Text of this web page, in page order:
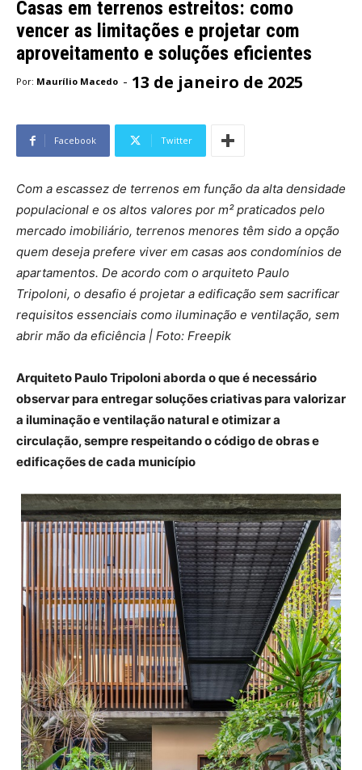
Casas em terrenos estreitos: como
vencer as limitações e projetar com
aproveitamento e soluções eficientes
Por: Maurílio Macedo - 13 de janeiro de 2025
Facebook Twitter
Com a escassez de terrenos em função da alta densidade
populacional e os altos valores por m² praticados pelo
mercado imobiliário, terrenos menores têm sido a opção
quem deseja prefere viver em casas aos condomínios de
apartamentos. De acordo com o arquiteto Paulo
Tripoloni, o desafio é projetar a edificação sem sacrificar
requisitos essenciais como iluminação e ventilação, sem
abrir mão da eficiência | Foto: Freepik
Arquiteto Paulo Tripoloni aborda o que é necessário
observar para entregar soluções criativas para valorizar
a iluminação e ventilação natural e otimizar a
circulação, sempre respeitando o código de obras e
edificações de cada município